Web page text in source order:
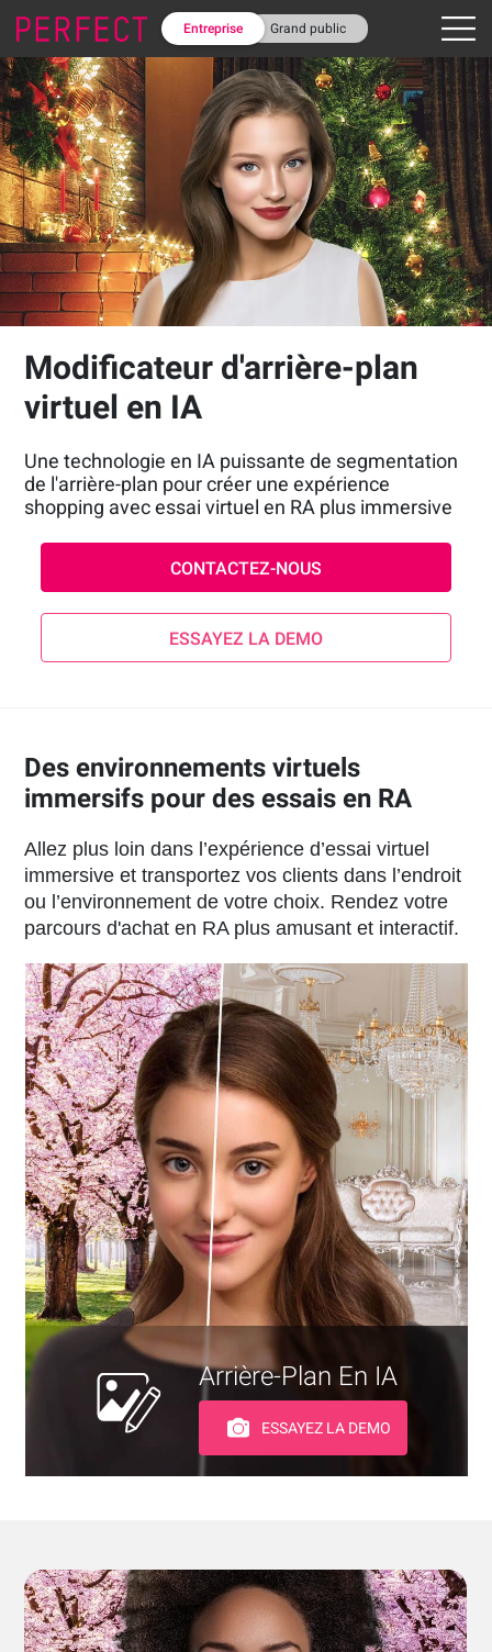
Entreprise Grand public
Modificateur d'arrière-plan
virtuel en IA
Une technologie en IA puissante de segmentation
de l'arrière-plan pour créer une expérience
shopping avec essai virtuel en RA plus immersive
CONTACTEZ-NOUS
ESSAYEZ LA DEMO
Arrière-Plan En IA
ESSAYEZ LA DEMO
Des environnements virtuels
immersifs pour des essais en RA
Allez plus loin dans l’expérience d’essai virtuel
immersive et transportez vos clients dans l’endroit
ou l’environnement de votre choix. Rendez votre
parcours d'achat en RA plus amusant et interactif.